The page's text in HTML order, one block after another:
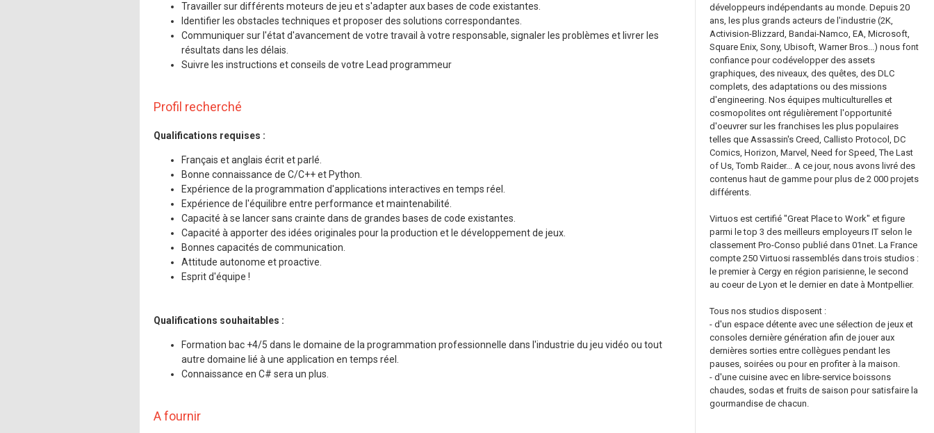
développeurs indépendants au monde. Depuis 20
ans, les plus grands acteurs de l'industrie (2K,
Activision-Blizzard, Bandai-Namco, EA, Microsoft,
Square Enix, Sony, Ubisoft, Warner Bros...) nous font
confiance pour codévelopper des assets
graphiques, des niveaux, des quêtes, des DLC
complets, des adaptations ou des missions
d'engineering. Nos équipes multiculturelles et
cosmopolites ont régulièrement l'opportunité
d'oeuvrer sur les franchises les plus populaires
telles que Assassin's Creed, Callisto Protocol, DC
Comics, Horizon, Marvel, Need for Speed, The Last
of Us, Tomb Raider... A ce jour, nous avons livré des
contenus haut de gamme pour plus de 2 000 projets
différents.
Virtuos est certifié "Great Place to Work" et figure
parmi le top 3 des meilleurs employeurs IT selon le
classement Pro-Conso publié dans 01net. La France
compte 250 Virtuosi rassemblés dans trois studios :
le premier à Cergy en région parisienne, le second
au coeur de Lyon et le dernier en date à Montpellier.
Tous nos studios disposent :
- d'un espace détente avec une sélection de jeux et
consoles dernière génération afin de jouer aux
dernières sorties entre collègues pendant les
pauses, soirées ou pour en profiter à la maison.
- d'une cuisine avec en libre-service boissons
chaudes, sodas et fruits de saison pour satisfaire la
gourmandise de chacun.
Travailler sur différents moteurs de jeu et s'adapter aux bases de code existantes.
Identifier les obstacles techniques et proposer des solutions correspondantes.
Communiquer sur l'état d'avancement de votre travail à votre responsable, signaler les problèmes et livrer les
résultats dans les délais.
Suivre les instructions et conseils de votre Lead programmeur
Profil recherché
Qualifications requises :
Français et anglais écrit et parlé.
Bonne connaissance de C/C++ et Python.
Expérience de la programmation d'applications interactives en temps réel.
Expérience de l'équilibre entre performance et maintenabilité.
Capacité à se lancer sans crainte dans de grandes bases de code existantes.
Capacité à apporter des idées originales pour la production et le développement de jeux.
Bonnes capacités de communication.
Attitude autonome et proactive.
Esprit d'équipe !
Qualifications souhaitables :
Formation bac +4/5 dans le domaine de la programmation professionnelle dans l'industrie du jeu vidéo ou tout
autre domaine lié à une application en temps réel.
Connaissance en C# sera un plus.
A fournir